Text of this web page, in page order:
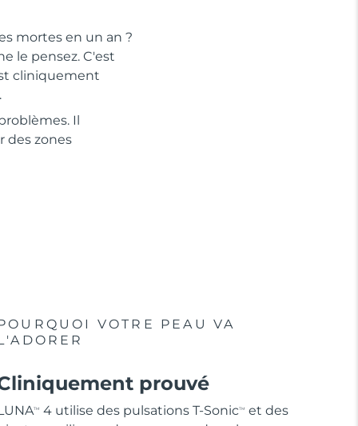
mortes en un an ?
le pensez. C'est
cliniquement
Il
des zones
VOTRE PEAU VA
prouvé
TM 4 utilise des pulsations T-SonicTM
et des